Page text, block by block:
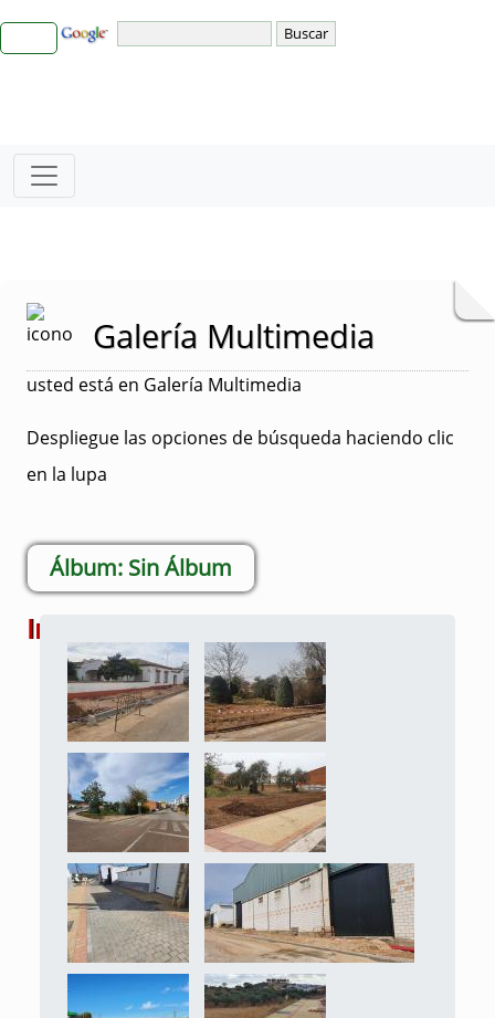
Galería Multimedia
usted está en Galería Multimedia
Despliegue las opciones de búsqueda haciendo clic
en la lupa
Sin Álbum
Imágenes